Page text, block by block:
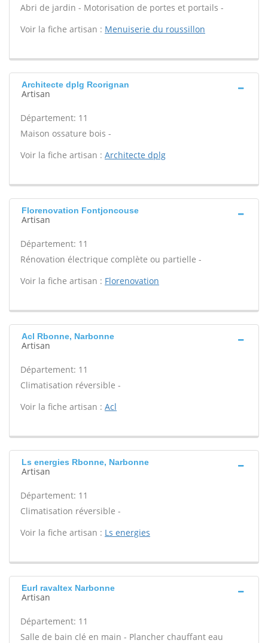
Abri de jardin - Motorisation de portes et portails -
Voir la fiche artisan : Menuiserie du roussillon
Architecte dplg Rcorignan
Artisan
Département: 11
Maison ossature bois -
Voir la fiche artisan : Architecte dplg
Florenovation Fontjoncouse
Artisan
Département: 11
Rénovation électrique complète ou partielle -
Voir la fiche artisan : Florenovation
Acl Rbonne, Narbonne
Artisan
Département: 11
Climatisation réversible -
Voir la fiche artisan : Acl
Ls energies Rbonne, Narbonne
Artisan
Département: 11
Climatisation réversible -
Voir la fiche artisan : Ls energies
Eurl ravaltex Narbonne
Artisan
Département: 11
Salle de bain clé en main - Plancher chauffant eau